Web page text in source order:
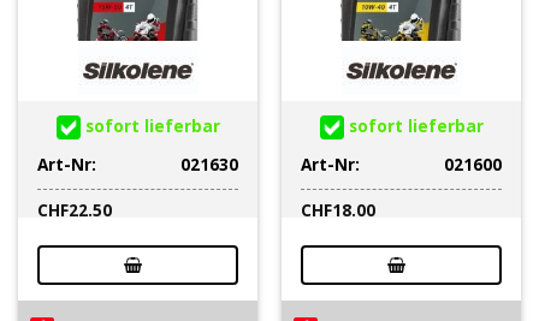
sofort lieferbar
Art-Nr:
021630
CHF22.50
sofort lieferbar
Art-Nr:
021600
CHF18.00